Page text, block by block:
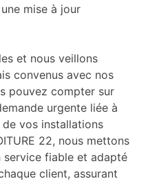
mise à jour
et nous veillons
convenus avec nos
pouvez compter sur
urgente liée à
de vos installations
22, nous mettons
fiable et adapté
client, assurant